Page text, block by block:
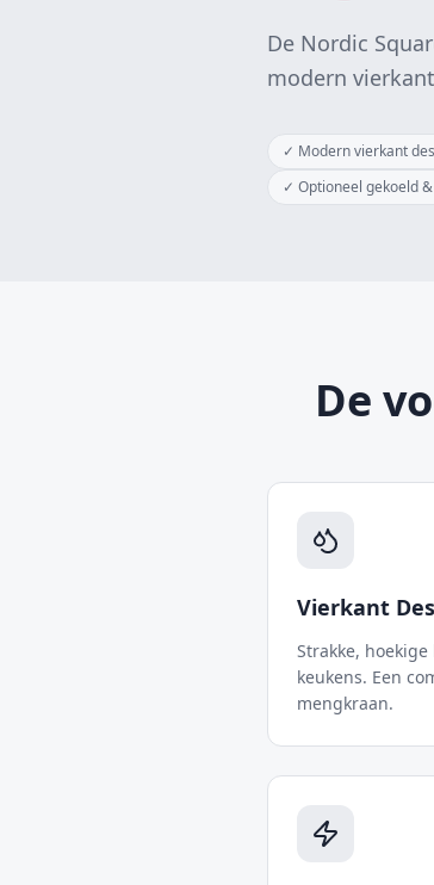
De Nordic
modern
✓ Modern vierkant
✓ Optioneel gekoeld
De
Vierkant
Strakke,
keukens. Een
mengkraan.